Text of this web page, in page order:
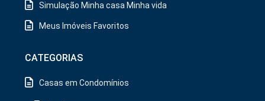
Simulação Minha casa Minha vida
Meus Imóveis Favoritos
CATEGORIAS
Casas em Condomínios